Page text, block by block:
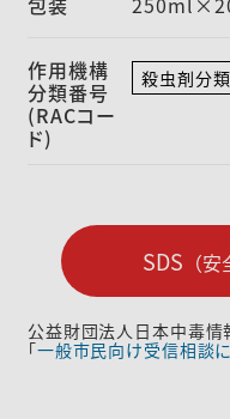
SDS （
公益財団法人日本中毒情
「一般市民向け受信相談
作用機構
分類番号
(RACコー
ド)
殺虫剤分類